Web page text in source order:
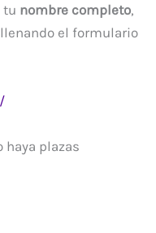
tu nombre completo,
el formulario
haya plazas